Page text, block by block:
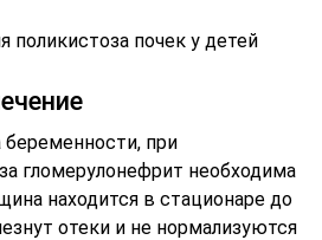
почек у детей
при
гломерулонефрит необходима
находится в стационаре до
отеки и не нормализуются